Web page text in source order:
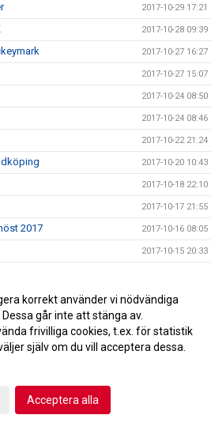
2017-10-29 17:21
2017-10-28 09:39
2017-10-27 16:27
2017-10-27 15:07
2017-10-24 08:50
2017-10-24 08:46
2017-10-22 21:24
2017-10-20 10:43
2017-10-18 22:10
2017-10-17 21:55
2017 2017-10-16 08:05
2017-10-15 20:33
2017-09-22 15:43
2017-09-03 19:58
korrekt använder vi nödvändiga
går inte att stänga av.
frivilliga cookies, t.ex. för statistik
själv om du vill acceptera dessa.
Acceptera alla